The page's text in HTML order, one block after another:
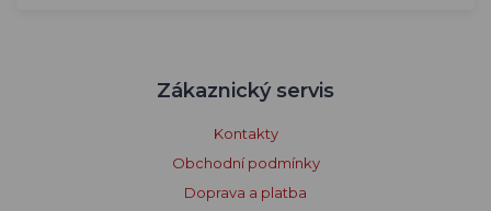
Zákaznický servis
Kontakty
Obchodní podmínky
Doprava a platba